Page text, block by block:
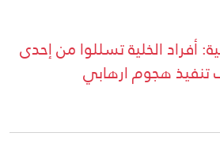
أفراد الخلية تسللوا من إحدى
تنفيذ هجوم ارهابي